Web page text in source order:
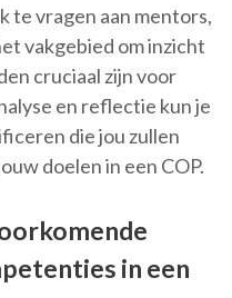
te vragen aan mentors,
vakgebied om inzicht
cruciaal zijn voor
en reflectie kun je
die jou zullen
doelen in een COP.
in een